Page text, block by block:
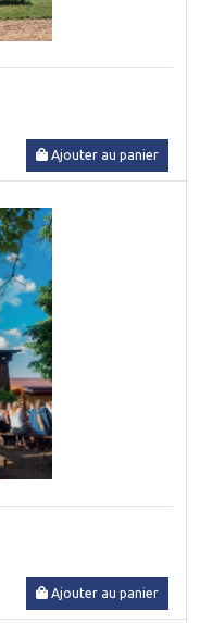
Ajouter au panier
Ajouter au panier